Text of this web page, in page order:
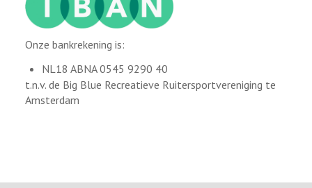
Onze bankrekening is:
NL18 ABNA 0545 9290 40
t.n.v. de Big Blue Recreatieve Ruitersportvereniging te
Amsterdam